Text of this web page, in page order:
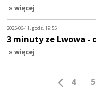
» więcej
2025-06-11, godz. 19:55
3 minuty ze Lwowa -
» więcej
4 5